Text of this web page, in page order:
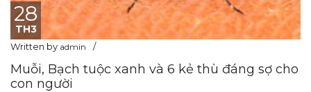
28
TH3
Written by admin
Muỗi, Bạch tuộc xanh và 6 kẻ thù đáng sợ cho
con người